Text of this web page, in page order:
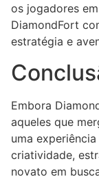
os jogadores
DiamondFort
estratégia e
Embora
aqueles que
uma
criatividade,
novato em